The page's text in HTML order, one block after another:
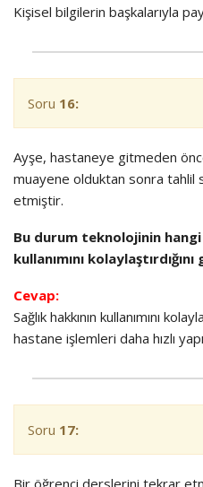
Kişisel bilgilerin başkalarıyla
Soru 16:
Ayşe, hastaneye gitmeden
muayene olduktan sonra tahlil
etmiştir.
Bu durum teknolojinin hangi
kullanımını
Cevap:
Sağlık hakkının kullanımını
hastane işlemleri daha hızlı
Soru 17:
Bir öğrenci derslerini tekrar